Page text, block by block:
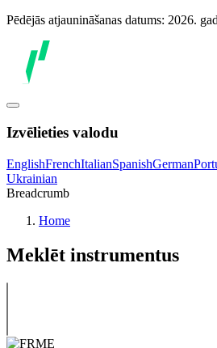
Pēdējās atjaunināšanas datums: 2026.
Izvēlieties valodu
EnglishFrenchItalianSpanishGerman
Ukrainian
Breadcrumb
Home
Meklēt instrumentus